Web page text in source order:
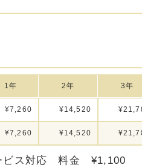
1年 2年 3年
¥7,260 ¥14,520
¥7,260 ¥14,520
ビス対応 料金 ¥1,100